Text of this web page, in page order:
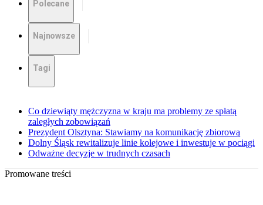
Polecane
Najnowsze
Tagi
Co dziewiąty mężczyzna w kraju ma problemy ze spłatą
zaległych zobowiązań
Prezydent Olsztyna: Stawiamy na komunikację zbiorową
Dolny Śląsk rewitalizuje linie kolejowe i inwestuje w pociągi
Odważne decyzje w trudnych czasach
Promowane treści